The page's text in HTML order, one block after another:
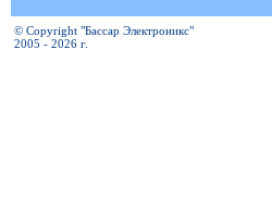
© Copyright "Бассар Электроникс"
2005 - 2026 г.